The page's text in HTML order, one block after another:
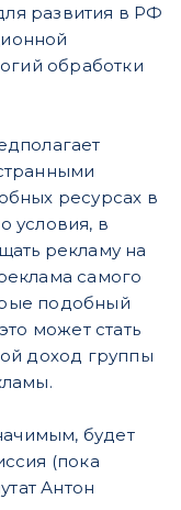
развития в РФ
обработки
ресурсах в
условия, в
рекламу на
самого
подобный
может стать
доход группы
будет
(пока
Антон